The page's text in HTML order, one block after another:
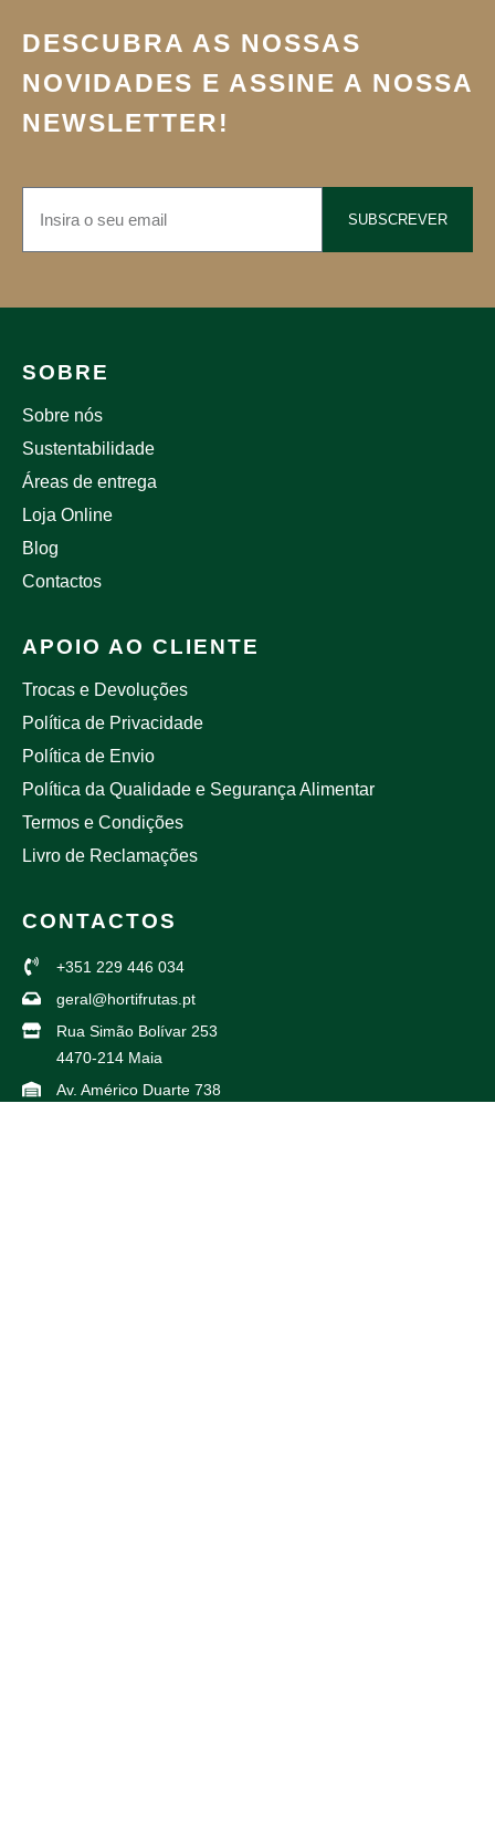
DESCUBRA AS NOSSAS
NOVIDADES E ASSINE A NOSSA
NEWSLETTER!
SUBSCREVER
SOBRE
Sobre nós
Sustentabilidade
Áreas de entrega
Loja Online
Blog
Contactos
APOIO AO CLIENTE
Trocas e Devoluções
Política de Privacidade
Política de Envio
Política da Qualidade e Segurança Alimentar
Termos e Condições
Livro de Reclamações
CONTACTOS
+351 229 446 034
geral@hortifrutas.pt
Rua Simão Bolívar 253
4470-214 Maia
Av. Américo Duarte 738